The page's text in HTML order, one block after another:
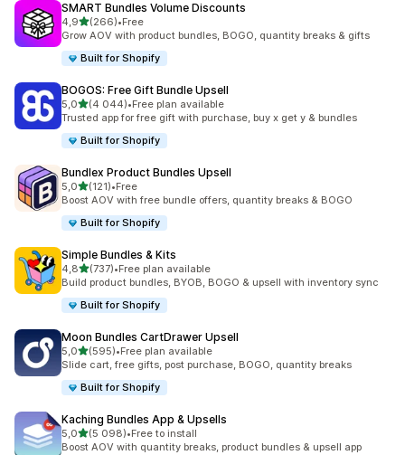
SMART Bundles Volume Discounts
4,9av 5 stjerner
(266)
Totalt 266 omtaler
•Free
Grow AOV with product bundles, BOGO, quantity breaks & gifts
Built for Shopify
BOGOS: Free Gift Bundle Upsell
5,0av 5 stjerner
(4 044)
Totalt 4044 omtaler
•Free plan available
Trusted app for free gift with purchase, buy x get y & bundles
Built for Shopify
Bundlex Product Bundles Upsell
5,0av 5 stjerner
(121)
Totalt 121 omtaler
•Free
Boost AOV with free bundle offers, quantity breaks & BOGO
Built for Shopify
Simple Bundles & Kits
4,8av 5 stjerner
(737)
Totalt 737 omtaler
•Free plan available
Build product bundles, BYOB, BOGO & upsell with inventory sync
Built for Shopify
Moon Bundles CartDrawer Upsell
5,0av 5 stjerner
(595)
Totalt 595 omtaler
•Free plan available
Slide cart, free gifts, post purchase, BOGO, quantity breaks
Built for Shopify
Kaching Bundles App & Upsells
5,0av 5 stjerner
(5 098)
Totalt 5098 omtaler
•Free to install
Boost AOV with quantity breaks, product bundles & upsell app